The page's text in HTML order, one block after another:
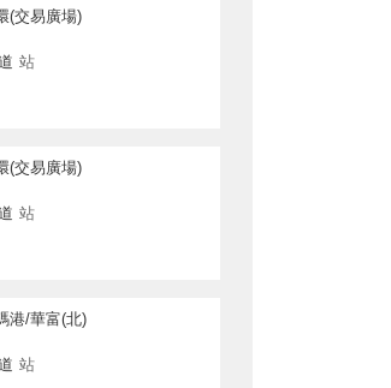
(交易廣場)
站
(交易廣場)
站
港/華富(北)
站